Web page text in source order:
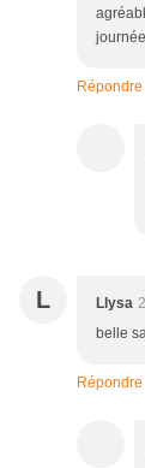
Répondre
L Llysa
belle
Répondre